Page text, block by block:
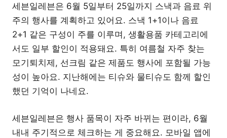
세븐일레븐은 6월 5일부터 25일까지 스낵과 음료 위
주의 행사를 계획하고 있어요. 스낵 1+1이나 음료
2+1 같은 구성이 주를 이루며, 생활용품 카테고리에
서도 일부 할인이 적용돼요. 특히 여름철 자주 찾는
모기퇴치제, 선크림 같은 제품도 행사에 포함될 가능
성이 높아요. 지난해에는 티슈와 물티슈도 함께 할인
했던 기억이 나네요.
세븐일레븐은 행사 품목이 자주 바뀌는 편이라, 6월
내내 주기적으로 체크하는 게 중요해요. 모바일 앱에